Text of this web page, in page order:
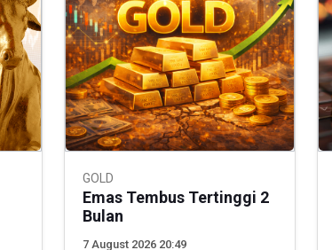
GOLD
Emas Tembus Tertinggi 2
Bulan
7 August 2026 20:49